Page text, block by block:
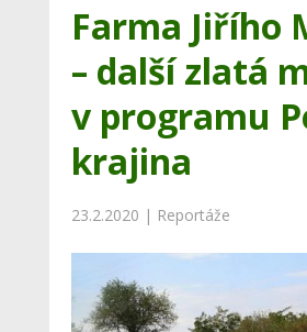
Farma Jiřího
– další zlatá
v programu
krajina
23.2.2020 | Reportáže